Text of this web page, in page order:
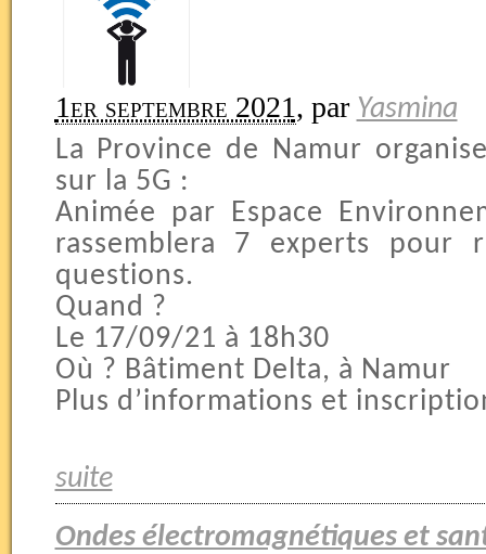
1er septembre 2021, par Yasmina
La Province de Namur
sur la 5G :
Animée par Espace
rassemblera 7 experts pour
questions.
Quand ?
Le 17/09/21 à 18h30
Où ? Bâtiment Delta, à Namur
Plus d’informations et
suite
Ondes électromagnétiques et